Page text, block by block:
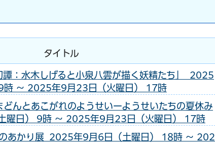
タイトル
譚：水木しげると小泉八雲が描く妖精たち」 2025
時 ～ 2025年9月23日（火曜日） 17時
どんとあこがれのようせいーようせいたちの夏休み
曜日） 9時 ～ 2025年9月23日（火曜日） 17時
あかり展 2025年9月6日（土曜日） 18時 ～ 202